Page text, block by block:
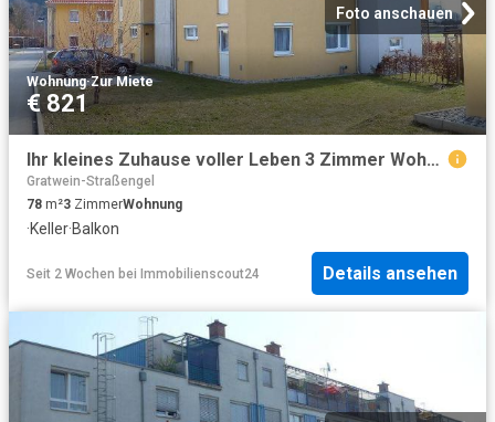
Foto anschauen
Wohnung·Zur Miete
€ 821
Ihr kleines Zuhause voller Leben 3 Zimmer Wohnung mit Balkon geförderte Miete ODER geförderte Miete mit Kaufoption 3 Zimmer
Gratwein-Straßengel
78 m²3 ZimmerWohnung
·Keller·Balkon
Seit 2 Wochen bei Immobilienscout24 Details ansehen